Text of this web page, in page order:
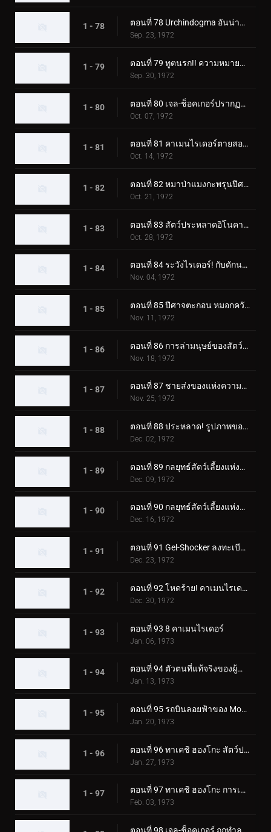
1 - 78 ตอนที่ 78 Urchindogma อันน่าสะพรึงกลัว + สัตว์ประหลาด Phantom
Sep. 23, 1972
1 - 79 ตอนที่ 79 ทูตนรก!! ความหมายที่แท้จริงของความกลัว?
Sep. 30, 1972
1 - 80 ตอนที่ 80 เจล-ช็อคเกอร์ปรากฏตัว! วันสุดท้ายของคาเมนไรเดอร์!
Oct. 07, 1972
1 - 81 ตอนที่ 81 คาเมนไรเดอร์ตายสองครั้ง!
Oct. 14, 1972
1 - 82 ตอนที่ 82 หมาป่าแมงกะพรุนปีศาจ ชั่วโมงเร่งด่วนอันน่าสะพรึงกลัว
Oct. 21, 1972
1 - 83 ตอนที่ 83 สัตว์ประหลาดอิโนคาบุตง เอาชนะไรเดอร์ด้วยแก๊สบ้าคลั่ง
Oct. 28, 1972
1 - 84 ตอนที่ 84 ระวังไรเดอร์! กับดักนรกของอิโซจินจากัวร์
Nov. 04, 1972
1 - 85 ตอนที่ 85 ปีศาจตะกอน หมอกควันสังหารอันน่าสยดสยอง
Nov. 11, 1972
1 - 86 ตอนที่ 86 การล่ามนุษย์ของสัตว์ประหลาด Eaglemantis
Nov. 18, 1972
1 - 87 ตอนที่ 87 ชายส่งของแห่งความตายของเจล-ช็อคเกอร์
Nov. 25, 1972
1 - 88 ตอนที่ 88 ประหลาด! รูปภาพของแมวดำที่เรียกเลือด
Dec. 02, 1972
1 - 89 ตอนที่ 89 กลยุทธ์สัตว์เลี้ยงแห่งความกลัว ปล่อยไรเดอร์ลงนรก!
Dec. 09, 1972
1 - 90 ตอนที่ 90 กลยุทธ์สัตว์เลี้ยงแห่งความกลัว Rider SOS
Dec. 16, 1972
1 - 91 ตอนที่ 91 Gel-Shocker ลงทะเบียนใน Terror School
Dec. 23, 1972
1 - 92 ตอนที่ 92 โหดร้าย! คาเมนไรเดอร์ตัวปลอม!!
Dec. 30, 1972
1 - 93 ตอนที่ 93 8 คาเมนไรเดอร์
Jan. 06, 1973
1 - 94 ตอนที่ 94 ตัวตนที่แท้จริงของผู้นำเจล-ช็อคเกอร์
Jan. 13, 1973
1 - 95 ตอนที่ 95 รถบินลอยฟ้าของ Monster Garaox
Jan. 20, 1973
1 - 96 ตอนที่ 96 ทาเคชิ ฮองโกะ สัตว์ประหลาดกระบองเพชรถูกเปิดเผย!?
Jan. 27, 1973
1 - 97 ตอนที่ 97 ทาเคชิ ฮองโกะ การเปลี่ยนแปลงที่เป็นไปไม่ได้
Feb. 03, 1973